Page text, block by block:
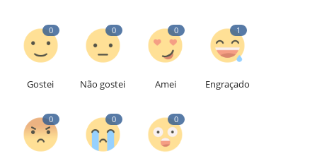
0
Gostei
0
Não gostei
0
Amei
1
Engraçado
0 0 0